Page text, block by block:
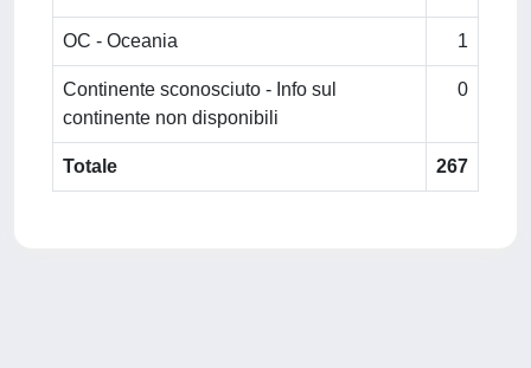
OC - Oceania 1
Continente sconosciuto - Info sul
continente non disponibili
0
Totale 267